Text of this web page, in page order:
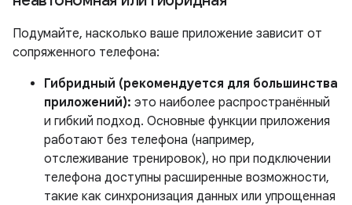
Подумайте, насколько ваше приложение зависит от
сопряженного телефона:
Гибридный (рекомендуется для большинства
приложений): это наиболее распространённый
и гибкий подход. Основные функции приложения
работают без телефона (например,
отслеживание тренировок), но при подключении
телефона доступны расширенные возможности,
такие как синхронизация данных или упрощенная